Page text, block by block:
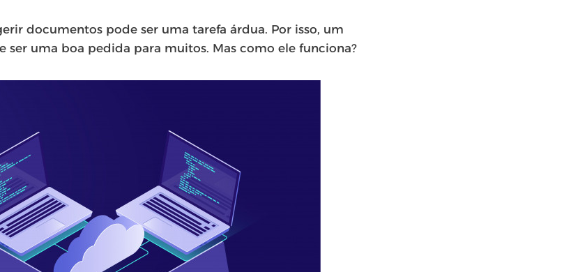
documentos pode ser uma tarefa árdua. Por isso, um
ser uma boa pedida para muitos. Mas como ele funciona?